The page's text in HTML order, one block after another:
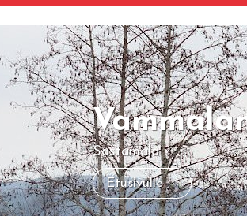
Sastamala
Etusivulle